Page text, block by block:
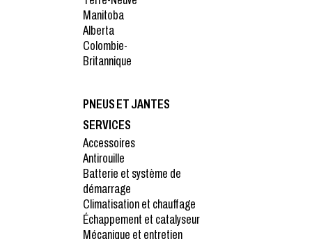
Manitoba
Alberta
Colombie-
Britannique
PNEUS ET JANTES
SERVICES
Accessoires
Antirouille
Batterie et système de
démarrage
Climatisation et chauffage
Échappement et catalyseur
Mécanique et entretien